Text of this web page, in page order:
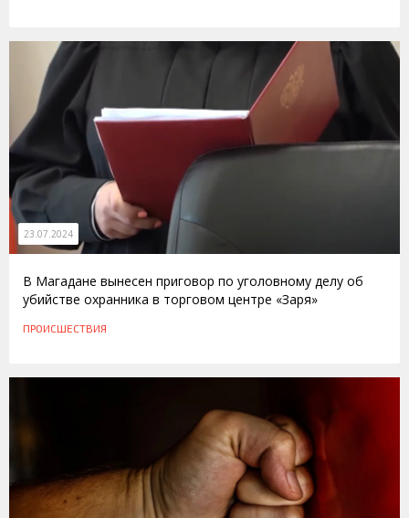
23.07.2024
В Магадане вынесен приговор по уголовному делу об
убийстве охранника в торговом центре «Заря»
ПРОИСШЕСТВИЯ